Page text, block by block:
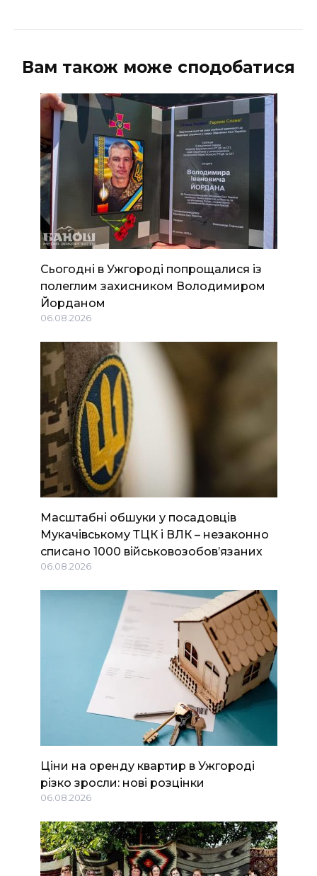
Вам також може сподобатися
Сьогодні в Ужгороді попрощалися із
полеглим захисником Володимиром
Йорданом
06.08.2026
Масштабні обшуки у посадовців
Мукачівському ТЦК і ВЛК – незаконно
списано 1000 військовозобов’язаних
06.08.2026
Ціни на оренду квартир в Ужгороді
різко зросли: нові розцінки
06.08.2026